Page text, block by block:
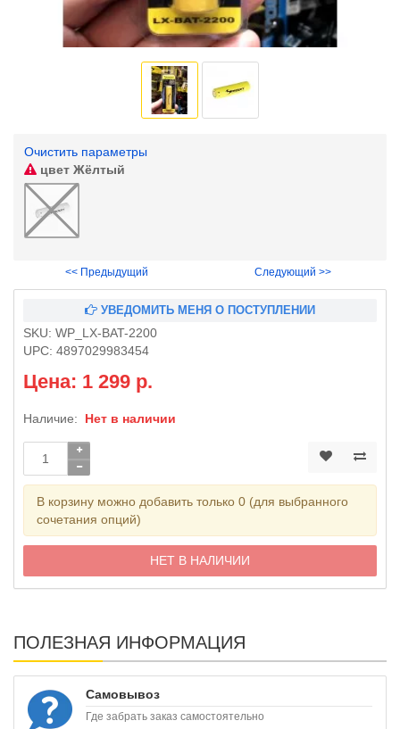
Очистить параметры
цвет Жёлтый
<< Предыдущий Следующий >>
УВЕДОМИТЬ МЕНЯ О ПОСТУПЛЕНИИ
SKU: WP_LX-BAT-2200
UPC: 4897029983454
Цена: 1 299 р.
Наличие: Нет в наличии
В корзину можно добавить только 0 (для выбранного
сочетания опций)
НЕТ В НАЛИЧИИ
ПОЛЕЗНАЯ ИНФОРМАЦИЯ
Самовывоз
Где забрать заказ самостоятельно